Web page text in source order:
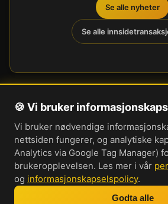
Se alle nyheter
Se alle
Om oss
Brukervilkår
Cookie-
🍪 Vi bruker
Vi bruker nødvendige
nettsiden fungerer, og analytiske
Analytics via Google Tag Manager)
brukeropplevelsen. Les mer i vår
og informasjonskapselspolicy.
Godta alle